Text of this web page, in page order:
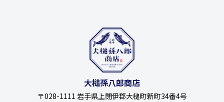
大槌孫八郎商店
〒028-1111 岩手県上閉伊郡大槌町新町34番4号